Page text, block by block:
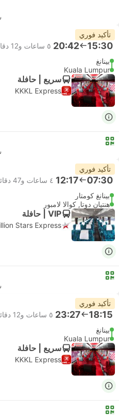
تأكيد فوري
15:30
20:42 ٥ ساعات و‫12 دقائق
بينانغ
Kuala Lumpur
سريع | حافلة
KKKL Express
تأكيد فوري
07:30
12:17 ٤ ساعات و‫47 دقائق
بينانغ كومتار
هنتيان دوتا, كوالا لامبور
VIP | حافلة
Stars Express
تأكيد فوري
18:15
23:27 ٥ ساعات و‫12 دقائق
بينانغ
Kuala Lumpur
سريع | حافلة
KKKL Express